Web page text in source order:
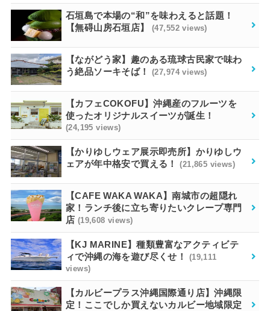
石垣島で本場の“和”を味わえると話題！
【無碍山房石垣店】
(47,552 views)
【ながどう家】趣のある琉球古民家で味わ
う絶品ソーキそば！
(27,974 views)
【カフェCOKOFU】沖縄産のフルーツを
使ったオリジナルスイーツが誕生！
(24,195 views)
【かりゆしウェア展示即売所】かりゆしウ
ェアが年中格安で買える！
(21,865 views)
【CAFE WAKA WAKA】南城市の超隠れ
家！ランチ後に立ち寄りたいクレープ専門
店 (19,608 views)
【KJ MARINE】種類豊富なアクティビテ
ィで沖縄の海を遊び尽くせ！
(19,111
views)
【カルビープラス沖縄国際通り店】沖縄限
定！ここでしか買えないカルビー地域限定